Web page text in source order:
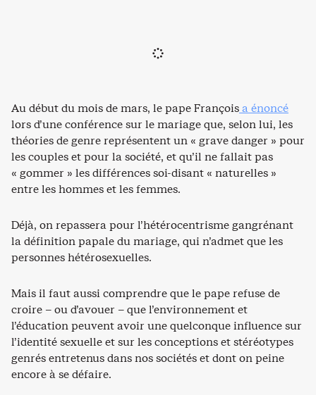
Au début du mois de mars, le pape Françoisa énoncé
lors d’une conférence sur le mariage que, selon lui, les
théories de genre représentent un « grave danger » pour
les couples et pour la société, et qu’il ne fallait pas
« gommer » les différences soi-disant « naturelles »
entre les hommes et les femmes.
Déjà, on repassera pour l’hétérocentrisme gangrénant
la définition papale du mariage, qui n’admet que les
personnes hétérosexuelles.
Mais il faut aussi comprendre que le pape refuse de
croire – ou d’avouer – que l’environnement et
l’éducation peuvent avoir une quelconque influence sur
l’identité sexuelle et sur les conceptions et stéréotypes
genrés entretenus dans nos sociétés et dont on peine
encore à se défaire.